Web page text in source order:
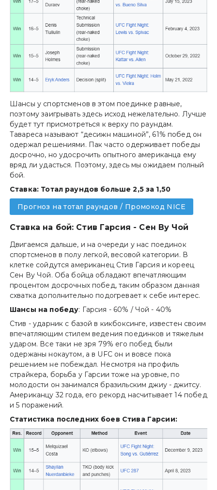
Шансы у спортсменов в этом поединке равные,
поэтому заигрывать здесь исход нежелательно. Лучше
будет тут присмотреться к верху по раундам.
Тавареса называют “десижн машиной”, 61% побед он
одержал решениями. Пак часто одерживает победы
досрочно, но удосрочить опытного американца ему
вряд ли удасться. Поэтому, здесь мы ожидаем полный
бой.
Ставка: Тотал раундов больше 2,5 за 1,50
Прогноз на тотал раундов / Промокод NICE
Ставка на бой: Стив Гарсия - Сен Ву Чой
Двигаемся дальше, и на очереди у нас поединок
спортсменов в полу легкой, весовой категории. В
клетке сойдутся американец Стив Гарсия и кореец
Сен Ву Чой. Оба бойца обладают впечатляющим
процентом досрочных побед, таким образом данная
схватка дополнительно подогревает к себе интерес.
Шансы на победу: Гарсия - 60% / Чой - 40%
Стив - ударник с базой в кикбоксинге, известен своим
впечатляющим стилем ведения поединков и тяжелым
ударом. Все таки не зря 79% его побед были
одержаны нокаутом, а в UFC он и вовсе пока
решением не побеждал. Несмотря на профиль
страйкера, борьба у Гарсии тоже на уровне, по
молодости он занимался бразильским джиу - джитсу.
Американцу 32 года, его рекорд насчитывает 14 побед
и 5 поражений.
Статистика последних боев Стива Гарсии: